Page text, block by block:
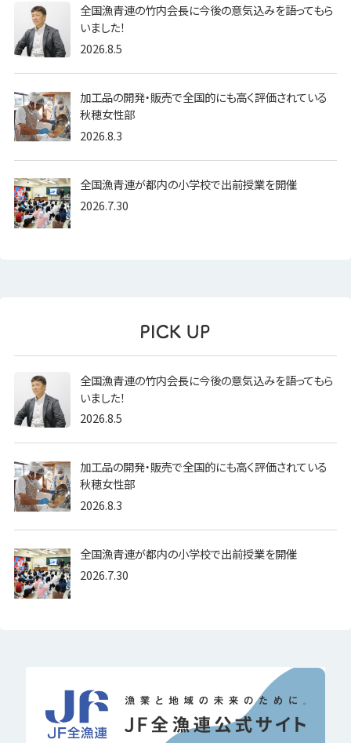
全国漁青連の竹内会長に今後の意気込みを語ってもら
いました！
2026.8.5
加工品の開発・販売で全国的にも高く評価されている
秋穂女性部
2026.8.3
全国漁青連が都内の小学校で出前授業を開催
2026.7.30
全国漁青連の竹内会長に今後の意気込みを語ってもら
いました！
2026.8.5
加工品の開発・販売で全国的にも高く評価されている
秋穂女性部
2026.8.3
全国漁青連が都内の小学校で出前授業を開催
2026.7.30